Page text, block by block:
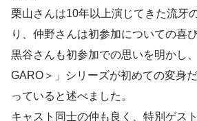
栗山さんは10年以上演じてきた流牙
り、仲野さんは初参加についての喜
黒谷さんも初参加での思いを明かし
GARO＞」シリーズが初めての変身
っていると述べました。
キャスト同士の仲も良く、特別ゲス